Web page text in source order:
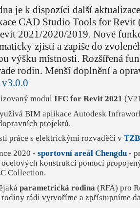
je k dispozíci další aktualizace
CAD Studio Tools for Revit
2021/2020/2019. Nové
zjistí a zapíše do
výšku místnosti. Rozšířená
rodin. Menší doplnění a
modulIFC for Revit 2021
BIM aplikace Autodesk
projektů.
práce s elektrickými rozvaděči v
2020 -sportovní areál Chengdu -
konstrukcí pomocí
Collection.
parametrická rodina (RFA) pro
rodiny rádi vytvoříme a zpřístupníme